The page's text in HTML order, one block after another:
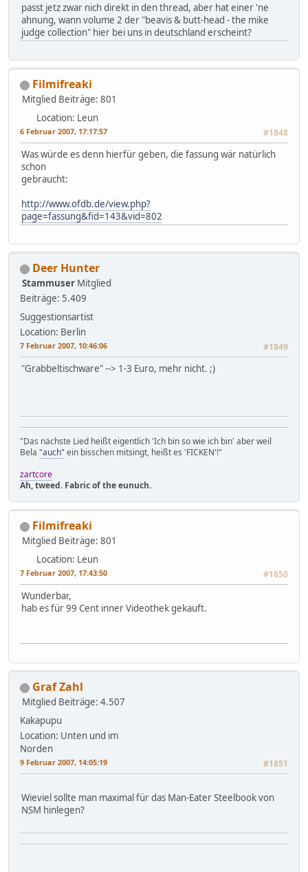
passt jetz zwar nich direkt in den thread, aber hat einer 'ne
ahnung, wann volume 2 der "beavis & butt-head - the mike
judge collection" hier bei uns in deutschland erscheint?
Filmifreaki
Mitglied Beiträge: 801
Location: Leun
6 Februar 2007, 17:17:57 #1848
Was würde es denn hierfür geben, die fassung wär natürlich
schon
gebraucht:
http://www.ofdb.de/view.php?
page=fassung&fid=143&vid=802
Deer Hunter
Stammuser Mitglied
Beiträge: 5.409
Suggestionsartist
Location: Berlin
7 Februar 2007, 10:46:06 #1849
"Grabbeltischware" --> 1-3 Euro, mehr nicht. ;)
"Das nächste Lied heißt eigentlich 'Ich bin so wie ich bin' aber weil
Bela "auch" ein bisschen mitsingt, heißt es 'FICKEN'!"
zartcore
Ah, tweed. Fabric of the eunuch.
Filmifreaki
Mitglied Beiträge: 801
Location: Leun
7 Februar 2007, 17:43:50 #1850
Wunderbar,
hab es für 99 Cent inner Videothek gekauft.
Graf Zahl
Mitglied Beiträge: 4.507
Kakapupu
Location: Unten und im
Norden
9 Februar 2007, 14:05:19 #1851
Wieviel sollte man maximal für das Man-Eater Steelbook von
NSM hinlegen?